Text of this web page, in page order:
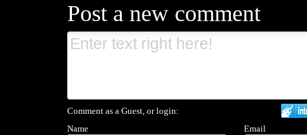
Post a new comment
Comment as a Guest, or login:
Name
Email